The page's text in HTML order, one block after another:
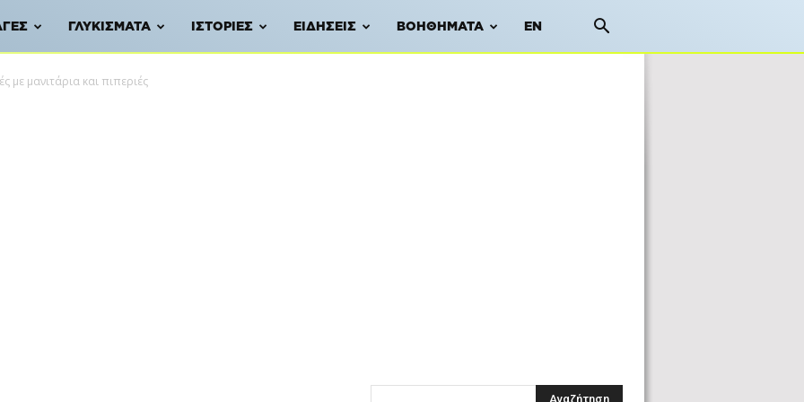
ΓΛΥΚΊΣΜΑΤΑ ΙΣΤΟΡΊΕΣ ΕΙΔΉΣΕΙΣ ΒΟΗΘΉΜΑΤΑ EN
με μανιτάρια και πιπεριές